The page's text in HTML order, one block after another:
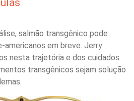
salmão transgênico pode
americanos em breve. Jerry
nesta trajetória e dos cuidados
transgênicos sejam solução